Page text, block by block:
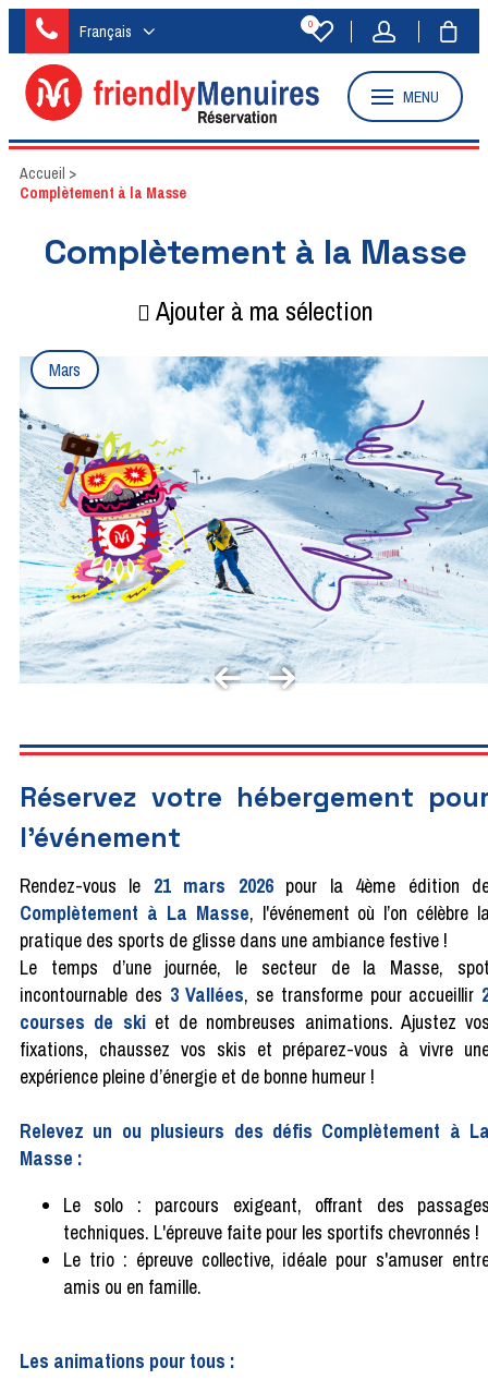
Français 0
MENU
Accueil >
Complètement à la Masse
Complètement à la Masse
Ajouter à ma sélection
Mars
Réservez votre hébergement
l'événement
Rendez-vous le 21 mars 2026pour la 4ème édition
Complètement à La Masse, l'événement où l’on célèbre
pratique des sports de glisse dans une ambiance festive !
Le temps d’une journée, le secteur de la Masse,
incontournable des 3 Vallées, se transforme pour accueillir
courses de ski et de nombreuses animations. Ajustez
fixations, chaussez vos skis et préparez-vous à vivre
expérience pleine d’énergie et de bonne humeur !
Relevez un ou plusieurs des défis Complètement à
Masse :
Le solo : parcours exigeant, offrant des
techniques. L'épreuve faite pour les sportifs chevronnés !
Le trio : épreuve collective, idéale pour s'amuser
amis ou en famille.
Les animations pour tous :